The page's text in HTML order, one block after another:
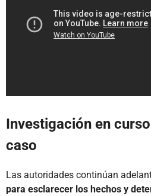
Investigación en
caso
Las autoridades continúan
para esclarecer los hechos y